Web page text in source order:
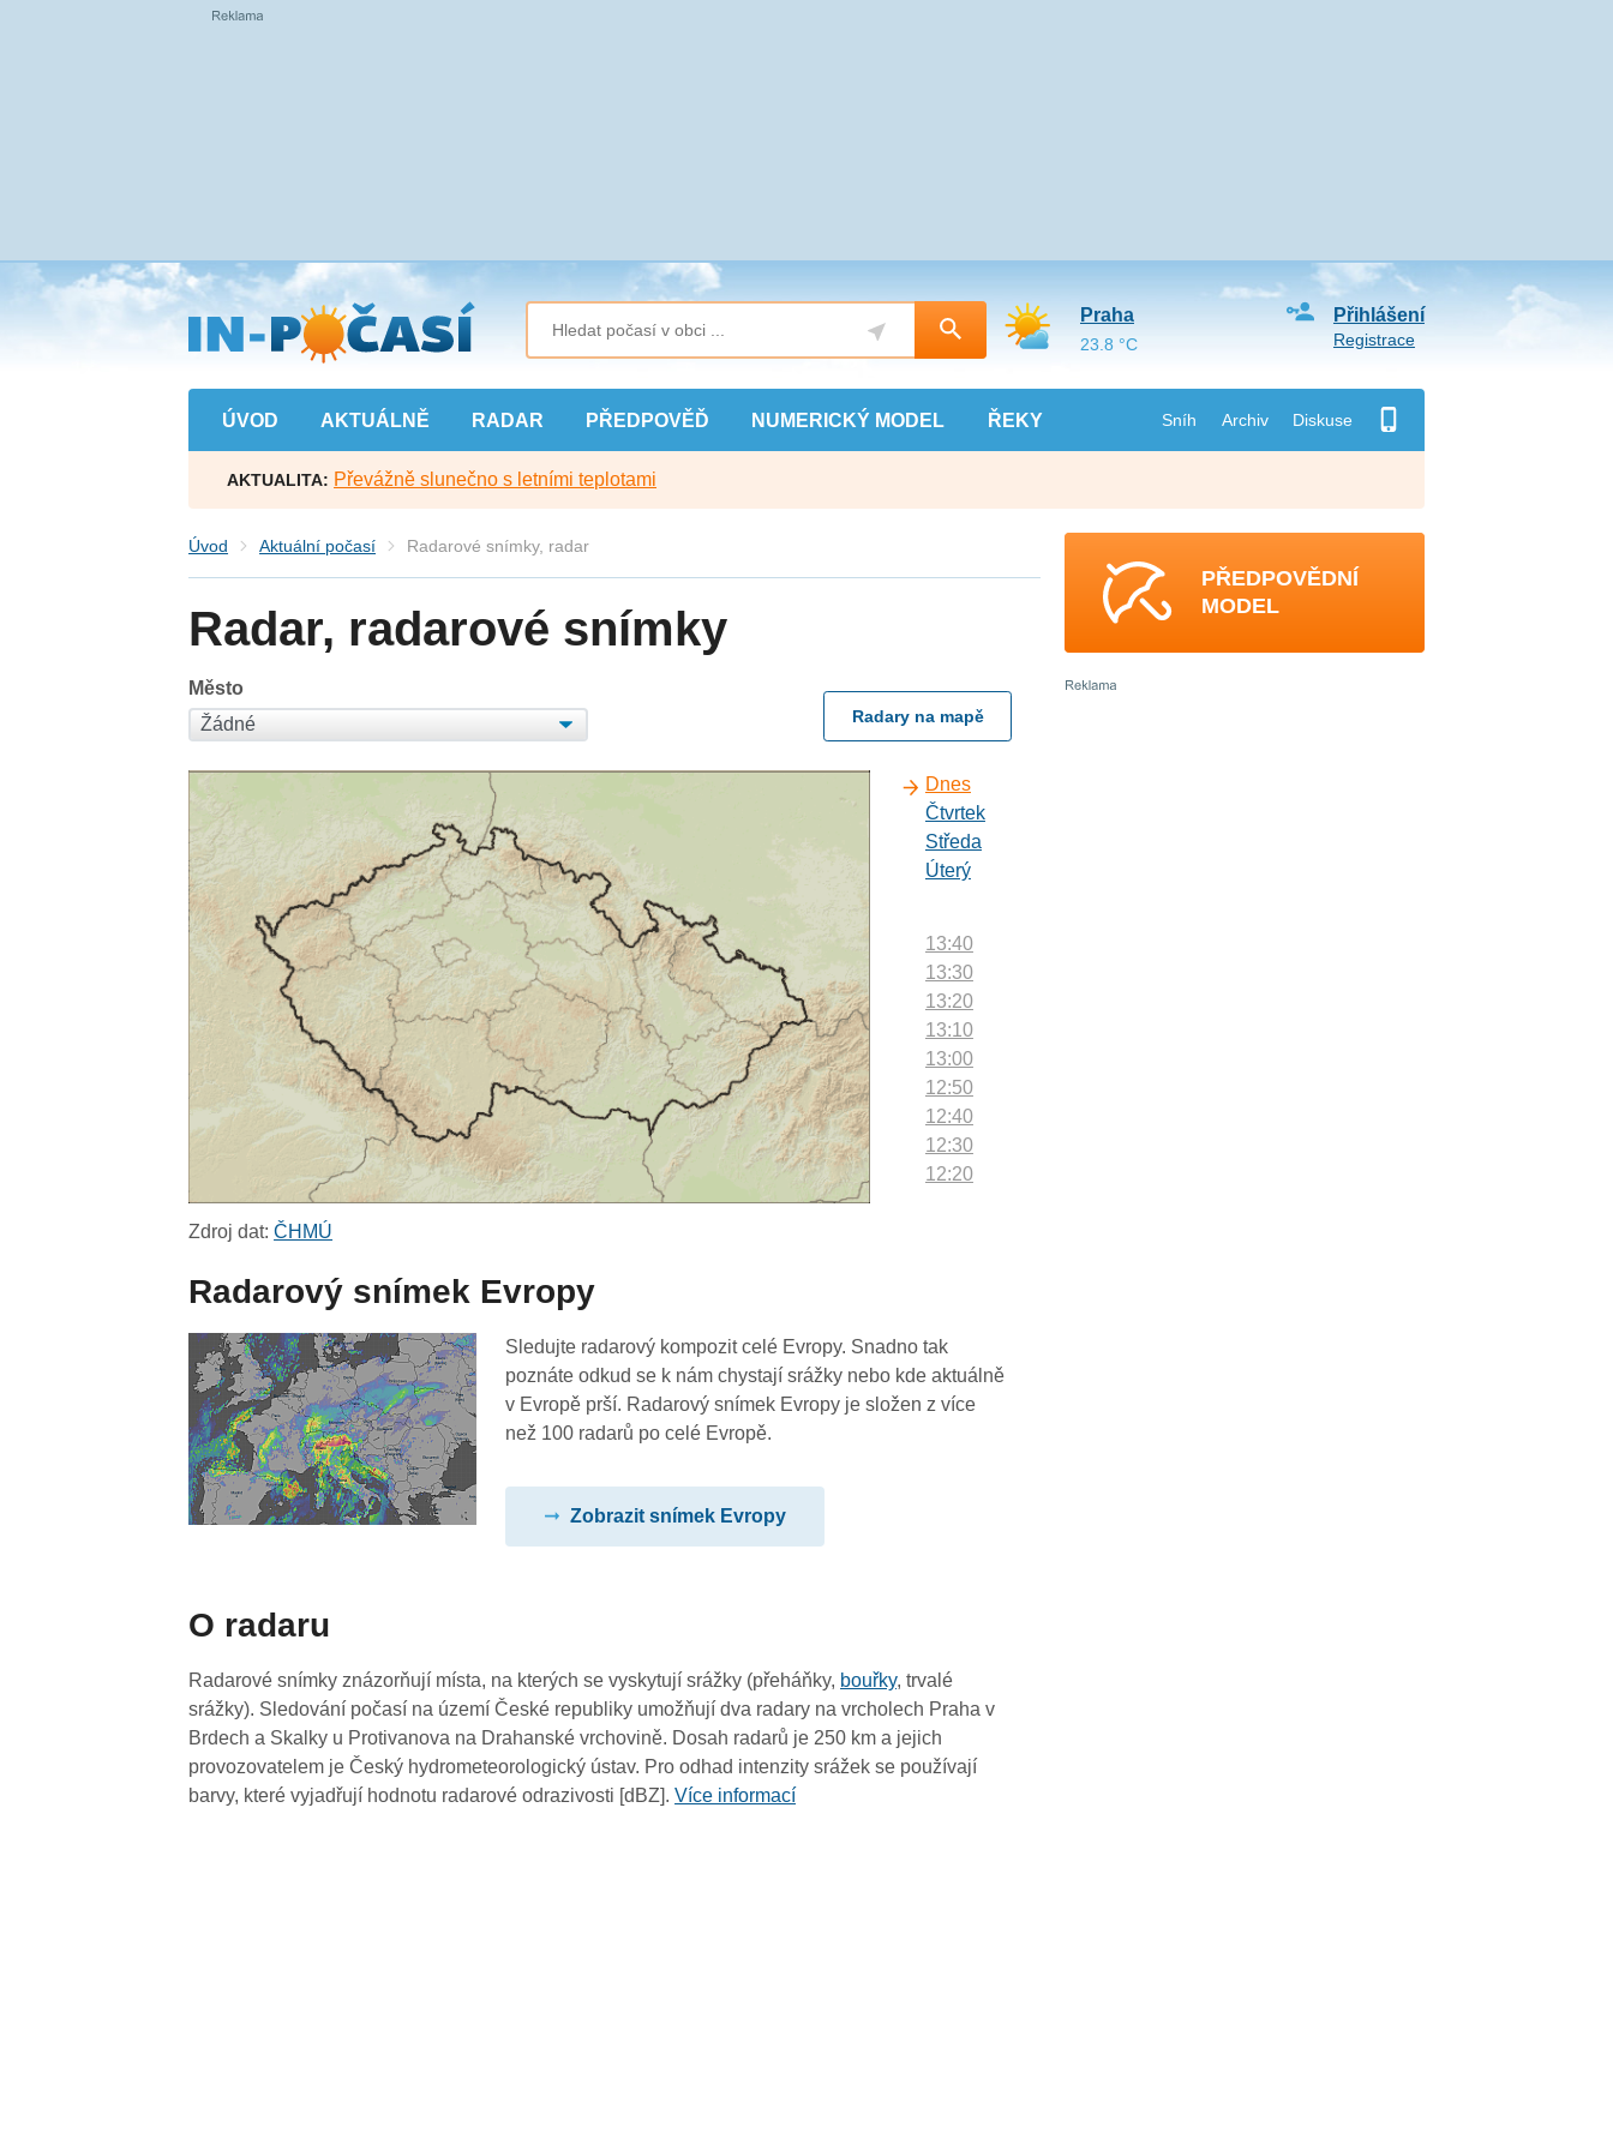
Přejít
na
hlavní
obsah
ÚVOD AKTUÁLNĚ RADAR PŘEDPOVĚĎ NUMERICKÝ MODEL ŘEKY Sníh Archiv Diskuse
Přihlášení
Registrace
Praha
23.8 °C
AKTUALITA: Převážně slunečno s letními teplotami
Úvod Aktuální počasí Radarové snímky, radar
Radar, radarové snímky
Město
Radary na mapě
Dnes
Čtvrtek
Středa
Úterý
13:40
13:30
13:20
13:10
13:00
12:50
12:40
12:30
12:20
11:20
11:10
11:00
09:20
09:10
09:00
08:50
Zdroj dat:ČHMÚ
Radarový snímek Evropy
Sledujte radarový kompozit celé Evropy. Snadno tak
poznáte odkud se k nám chystají srážky nebo kde aktuálně
v Evropě prší. Radarový snímek Evropy je složen z více
než 100 radarů po celé Evropě.
Zobrazit snímek Evropy
O radaru
Radarové snímky znázorňují místa, na kterých se vyskytují srážky (přeháňky, bouřky, trvalé
srážky). Sledování počasí na území České republiky umožňují dva radary na vrcholech Praha v
Brdech a Skalky u Protivanova na Drahanské vrchovině. Dosah radarů je 250 km a jejich
provozovatelem je Český hydrometeorologický ústav. Pro odhad intenzity srážek se používají
barvy, které vyjadřují hodnotu radarové odrazivosti [dBZ].Více informací
PŘEDPOVĚDNÍ
MODEL